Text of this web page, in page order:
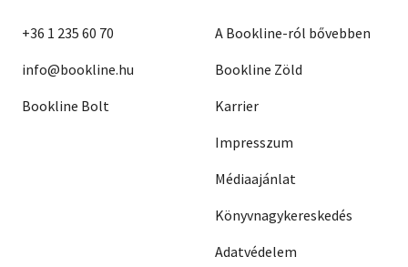
+36 1 235 60 70
info@bookline.hu
Bookline Bolt
A Bookline-ról bővebben
Bookline Zöld
Karrier
Impresszum
Médiaajánlat
Könyvnagykereskedés
Adatvédelem